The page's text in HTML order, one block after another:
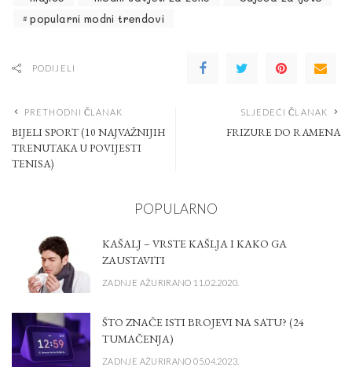
popularni modni trendovi
PODIJELI
PRETHODNI ČLANAK
BIJELI SPORT (10 NAJVAŽNIJIH
TRENUTAKA U POVIJESTI
TENISA)
SLJEDEĆI ČLANAK
FRIZURE DO RAMENA
POPULARNO
KAŠALJ – VRSTE KAŠLJA I KAKO GA
ZAUSTAVITI
ZADNJE AŽURIRANO 11.02.2020.
ŠTO ZNAČE ISTI BROJEVI NA SATU? (24
TUMAČENJA)
ZADNJE AŽURIRANO 05.04.2023.